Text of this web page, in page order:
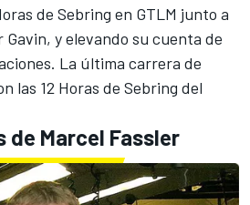
de Sebring en GTLM junto a
Gavin, y elevando su cuenta de
La última carrera de
las 12 Horas de Sebring del
de Marcel Fassler